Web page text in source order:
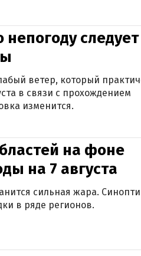
следует
ветер, который
в связи с прохождением
изменится.
на фоне
на 7 августа
сильная жара.
в ряде регионов.